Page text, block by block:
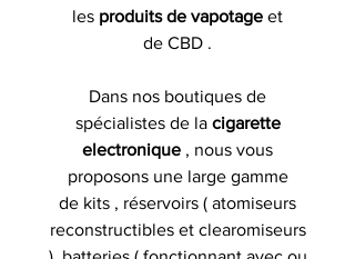
les produits de vapotage et
de CBD .
Dans nos boutiques de
spécialistes de la cigarette
electronique , nous vous
proposons une large gamme
de kits , réservoirs ( atomiseurs
reconstructibles et clearomiseurs